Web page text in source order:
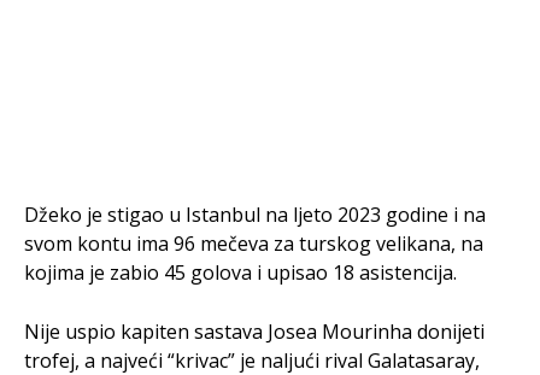
Džeko je stigao u Istanbul na ljeto 2023 godine i na
svom kontu ima 96 mečeva za turskog velikana, na
kojima je zabio 45 golova i upisao 18 asistencija.
Nije uspio kapiten sastava Josea Mourinha donijeti
trofej, a najveći “krivac” je naljući rival Galatasaray,